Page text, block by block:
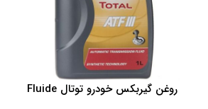
افزودن به سبد خرید
روغن گیربکس خودرو توتال Fluide